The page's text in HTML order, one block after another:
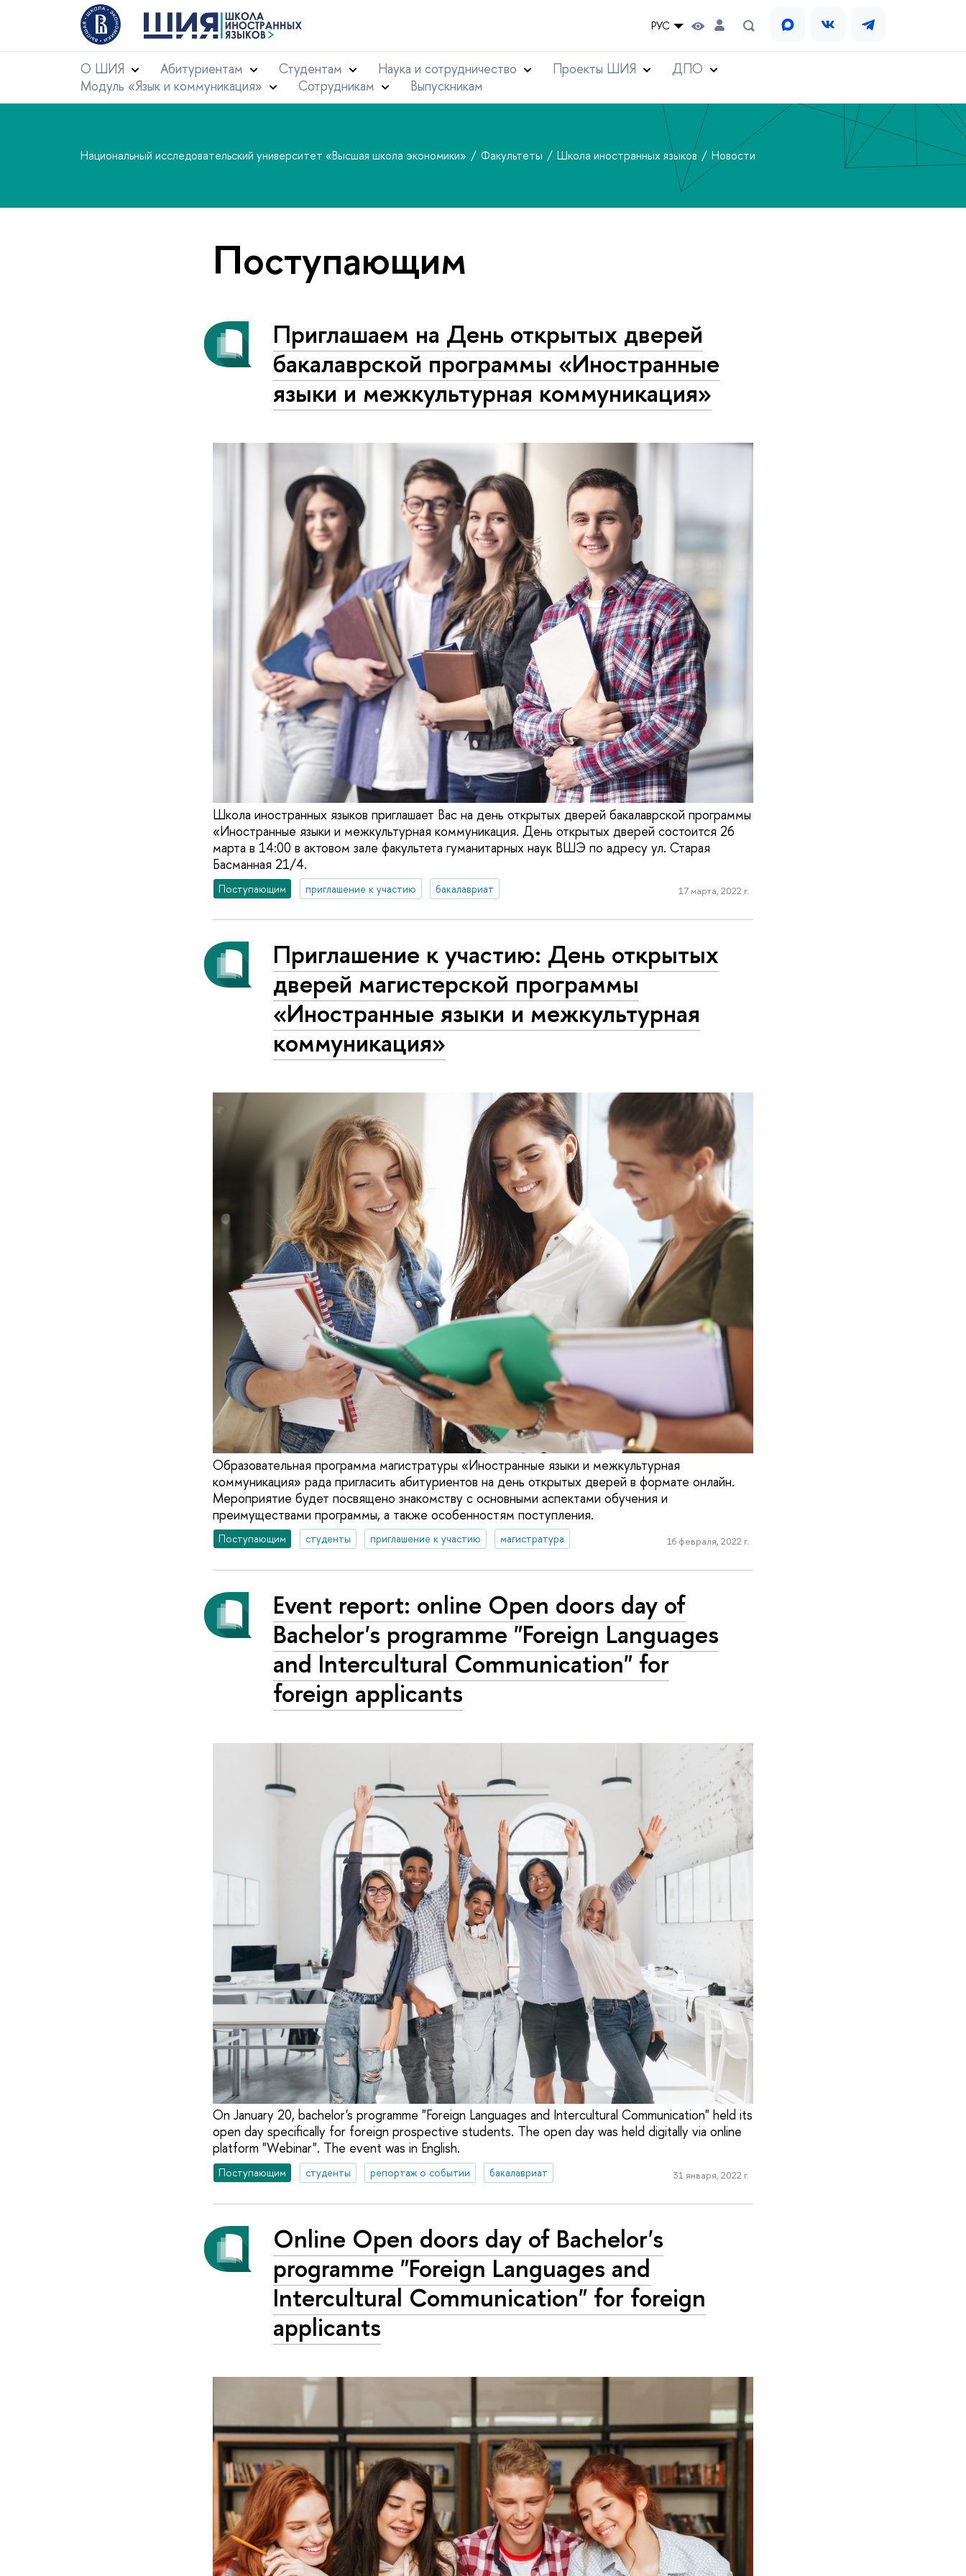
РУС
О ШИЯ Абитуриентам Студентам Наука и сотрудничество Проекты ШИЯ
ДПО
Модуль «Язык и коммуникация»
Сотрудникам Выпускникам
Национальный исследовательский университет «Высшая школа экономики» Факультеты Школа иностранных языков Новости
Поступающим
Приглашаем на День открытых дверей
бакалаврской программы «Иностранные
языки и межкультурная коммуникация»
Школа иностранных языков приглашает Вас на день открытых дверей бакалаврской программы
«Иностранные языки и межкультурная коммуникация. День открытых дверей состоится 26
марта в 14:00 в актовом зале факультета гуманитарных наук ВШЭ по адресу ул. Старая
Басманная 21/4.
Поступающим приглашение к участию бакалавриат 17 марта, 2022 г.
Приглашение к участию: День открытых
дверей магистерской программы
«Иностранные языки и межкультурная
коммуникация»
Образовательная программа магистратуры «Иностранные языки и межкультурная
коммуникация» рада пригласить абитуриентов на день открытых дверей в формате онлайн.
Мероприятие будет посвящено знакомству с основными аспектами обучения и
преимуществами программы, а также особенностям поступления.
Поступающим студенты приглашение к участию магистратура 16 февраля, 2022 г.
Event report: online Open doors day of
Bachelor's programme "Foreign Languages
and Intercultural Communication" for
foreign applicants
On January 20, bachelor's programme "Foreign Languages and Intercultural Communication" held its
open day specifically for foreign prospective students. The open day was held digitally via online
platform "Webinar". The event was in English.
Поступающим студенты репортаж о событии бакалавриат 31 января, 2022 г.
Online Open doors day of Bachelor's
programme "Foreign Languages and
Intercultural Communication" for foreign
applicants